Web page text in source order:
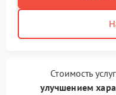
Стоимость
улучшением